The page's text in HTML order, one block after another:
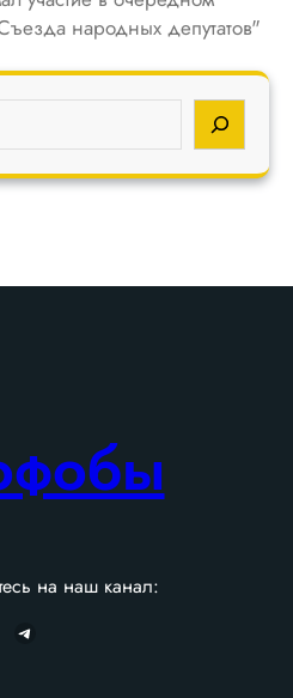
народных депутатов"
на наш канал:
Telegram